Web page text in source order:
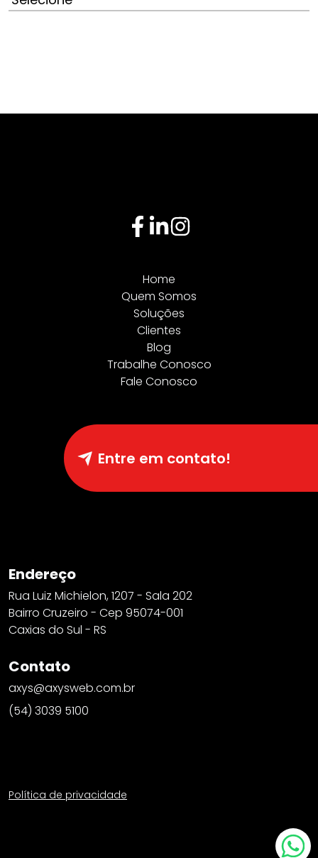
Endereço
Rua Luiz Michielon, 1207 - Sala 202
Bairro Cruzeiro - Cep 95074-001
Caxias do Sul - RS
Contato
axys@axysweb.com.br
(54) 3039 5100
Política de privacidade
Home
Quem Somos
Soluções
Clientes
Blog
Trabalhe Conosco
Fale Conosco
Entre em contato!